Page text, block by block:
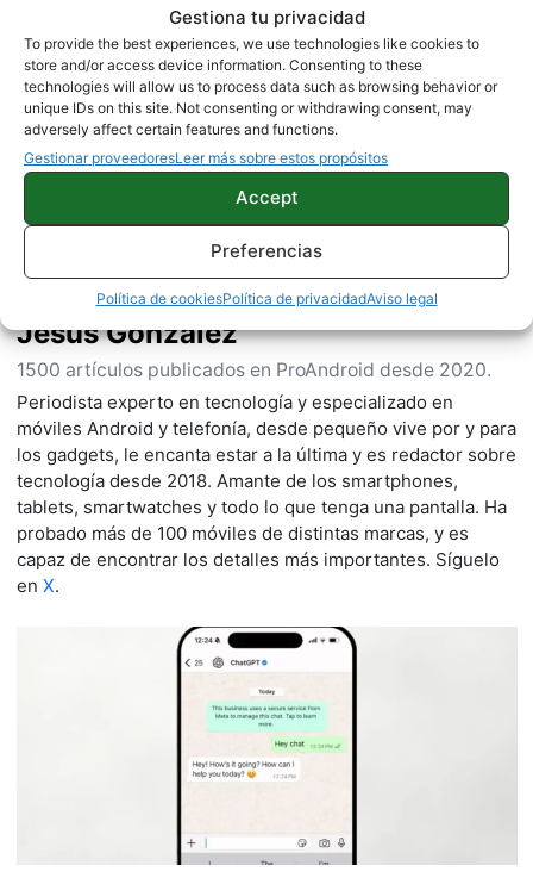
Gestiona tu privacidad
To provide the best experiences, we use technologies like cookies to
store and/or access device information. Consenting to these
technologies will allow us to process data such as browsing behavior or
unique IDs on this site. Not consenting or withdrawing consent, may
adversely affect certain features and functions.
Gestionar proveedoresLeer más sobre estos propósitos
Accept
Preferencias
Política de cookiesPolítica de privacidadAviso legal
Sobre este autor
Jesús González
1500 artículos publicados en ProAndroid desde 2020.
Periodista experto en tecnología y especializado en
móviles Android y telefonía, desde pequeño vive por y para
los gadgets, le encanta estar a la última y es redactor sobre
tecnología desde 2018. Amante de los smartphones,
tablets, smartwatches y todo lo que tenga una pantalla. Ha
probado más de 100 móviles de distintas marcas, y es
capaz de encontrar los detalles más importantes. Síguelo
en X.